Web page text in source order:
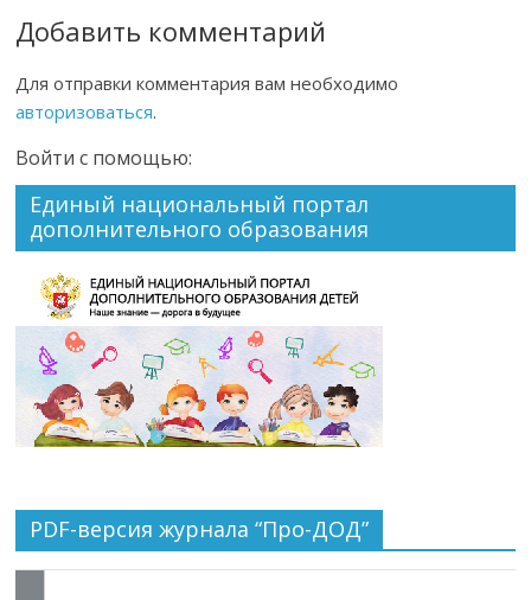
Добавить комментарий
Для отправки комментария вам необходимо
авторизоваться.
Войти с помощью:
Единый национальный портал
дополнительного образования
PDF-версия журнала “Про-ДОД”